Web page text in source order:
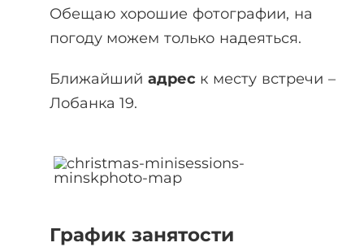
Обещаю хорошие фотографии, на
погоду можем только надеяться.
Ближайший адрес к месту встречи –
Лобанка 19.
График занятости